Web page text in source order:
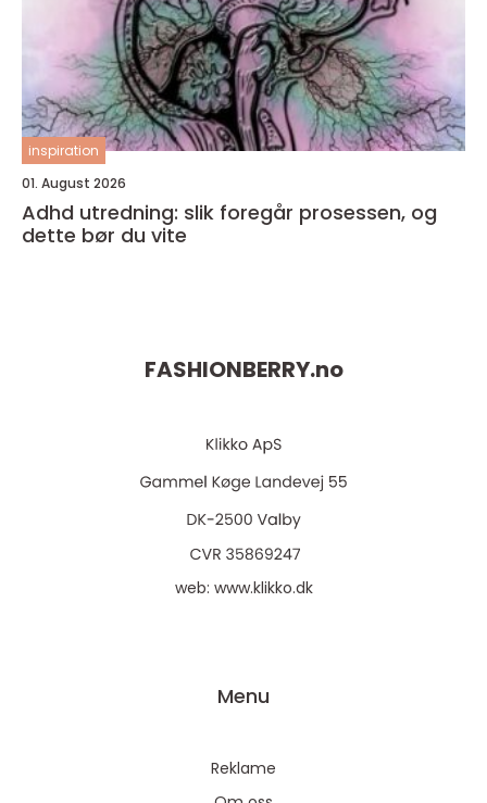
inspiration
01. August 2026
Adhd utredning: slik foregår prosessen, og
dette bør du vite
FASHIONBERRY.no
web: www.klikko.dk
Menu
Reklame